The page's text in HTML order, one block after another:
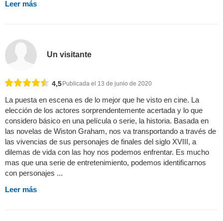
Leer más
Un visitante
4,5 Publicada el 13 de junio de 2020
La puesta en escena es de lo mejor que he visto en cine. La
elección de los actores sorprendentemente acertada y lo que
considero básico en una película o serie, la historia. Basada en
las novelas de Wiston Graham, nos va transportando a través de
las vivencias de sus personajes de finales del siglo XVIII, a
dilemas de vida con las hoy nos podemos enfrentar. Es mucho
mas que una serie de entretenimiento, podemos identificarnos
con personajes ...
Leer más